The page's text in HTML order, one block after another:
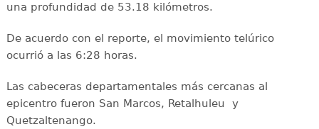
una profundidad de 53.18 kilómetros.
De acuerdo con el reporte, el movimiento telúrico
ocurrió a las 6:28 horas.
Las cabeceras departamentales más cercanas al
epicentro fueron San Marcos, Retalhuleu y
Quetzaltenango.